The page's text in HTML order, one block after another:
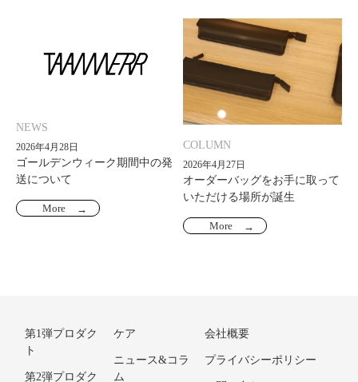
NEWS
2026年4月28日
ゴールデンウィーク期間中の発
送について
More
COLUMN
2026年4月27日
オーダーバッグをお手に取って
いただける場所が誕生
More
第1弾プロダク
ト
第2弾プロダク
ケア
ニュース&コラ
ム
会社概要
プライバシーポリシー